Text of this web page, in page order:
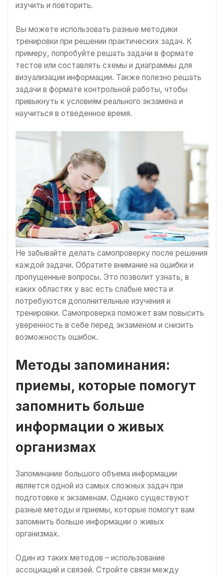
изучить и повторить.
Вы можете использовать разные методики
тренировки при решении практических задач. К
примеру, попробуйте решать задачи в формате
тестов или составлять схемы и диаграммы для
визуализации информации. Также полезно решать
задачи в формате контрольной работы, чтобы
привыкнуть к условиям реального экзамена и
научиться в отведенное время.
Не забывайте делать самопроверку после решения
каждой задачи. Обратите внимание на ошибки и
пропущенные вопросы. Это позволит узнать, в
каких областях у вас есть слабые места и
потребуются дополнительные изучения и
тренировки. Самопроверка поможет вам повысить
уверенность в себе перед экзаменом и снизить
возможность ошибок.
Методы запоминания:
приемы, которые помогут
запомнить больше
информации о живых
организмах
Запоминание большого объема информации
является одной из самых сложных задач при
подготовке к экзаменам. Однако существуют
разные методы и приемы, которые помогут вам
запомнить больше информации о живых
организмах.
Один из таких методов – использование
ассоциаций и связей. Стройте связи между